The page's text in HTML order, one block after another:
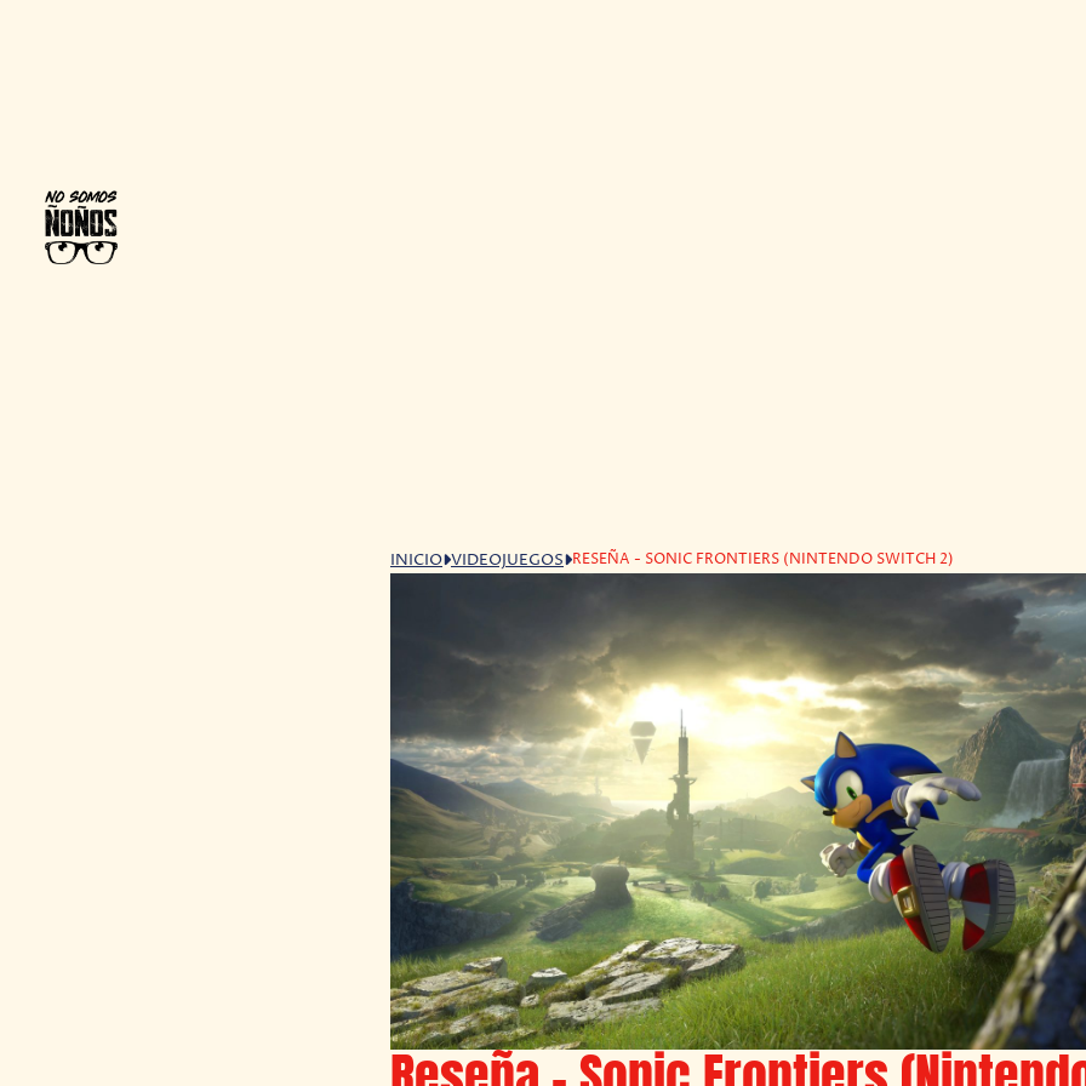
INICIO VIDEOJUEGOS RESEÑA - SONIC FRONTIERS (NINTENDO SWITCH 2)